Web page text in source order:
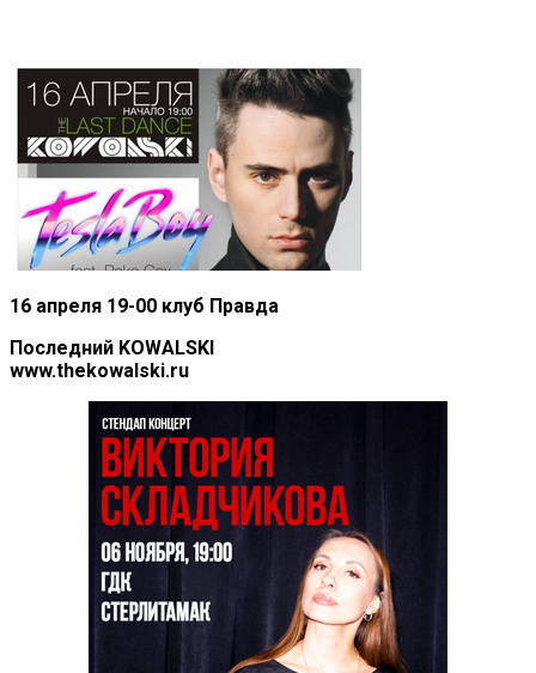
16 апреля 19-00 клуб Правда
Последний KOWALSKI
www.thekowalski.ru